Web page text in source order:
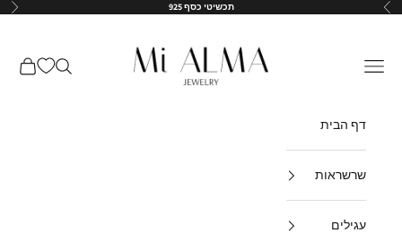
דילוג לתוכן
הקודם תכשיטי כסף 925 הבא
Mi-Alma-il
תפריט חיפוש עגלת
דף הבית
שרשראות
עגילים